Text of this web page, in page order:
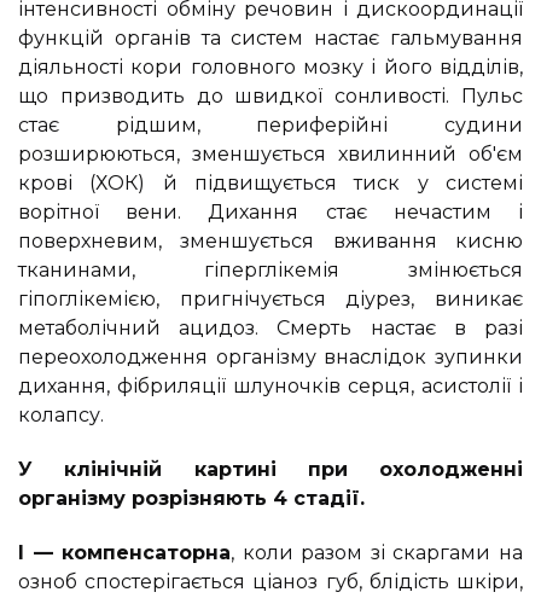
інтенсивності обміну речовин і дискоординації
функцій органів та систем настає гальмування
діяльності кори головного мозку і його відділів,
що призводить до швидкої сонливості. Пульс
стає рідшим, периферійні судини
розширюються, зменшується хвилинний об'єм
крові (ХОК) й підвищується тиск у системі
ворітної вени. Дихання стає нечастим і
поверхневим, зменшується вживання кисню
тканинами, гіперглікемія змінюється
гіпоглікемією, пригнічується діурез, виникає
метаболічний ацидоз. Смерть настає в разі
переохолодження організму внаслідок зупинки
дихання, фібриляції шлуночків серця, асистолії і
колапсу.
У клінічній картині при охолодженні
організму розрізняють 4 стадії.
I — компенсаторна, коли разом зі скаргами на
озноб спостерігається ціаноз губ, блідість шкіри,